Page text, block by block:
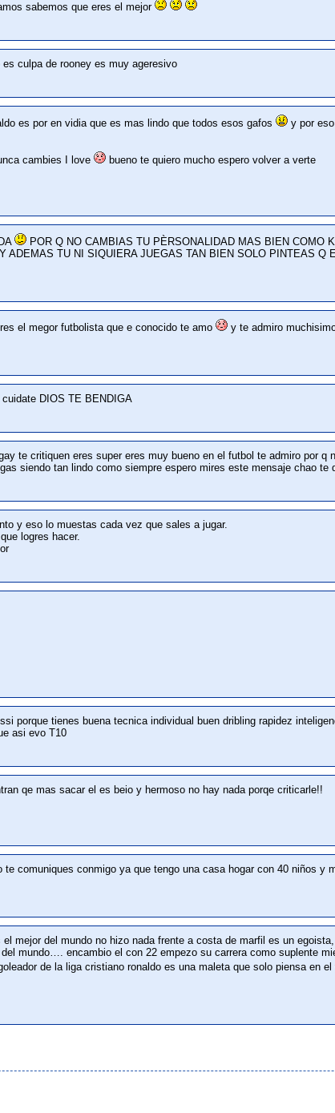
sabemos que eres el mejor
culpa de rooney es muy ageresivo
es por en vidia que es mas lindo que todos esos gafos
y por
cambies I love
bueno te quiero mucho espero volver a verte
POR Q NO CAMBIAS TU PÈRSONALIDAD MAS BIEN COMO
Y ADEMAS TU NI SIQUIERA JUEGAS TAN BIEN SOLO PINTEAS
el megor futbolista que e conocido te amo y te admiro
DIOS TE BENDIGA
te critiquen eres super eres muy bueno en el futbol te admiro por q
siendo tan lindo como siempre espero mires este mensaje chao te
y eso lo muestas cada vez que sales a jugar.
logres hacer.
porque tienes buena tecnica individual buen dribling rapidez
asi evo T10
qe mas sacar el es beio y hermoso no hay nada porqe criticarle!!
comuniques conmigo ya que tengo una casa hogar con 40 niños y
mejor del mundo no hizo nada frente a costa de marfil es un
mundo…. encambio el con 22 empezo su carrera como suplente
de la liga cristiano ronaldo es una maleta que solo piensa en